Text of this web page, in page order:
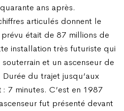
ans après.
articulés donnent le
prévu était de 87 millions de
installation très futuriste qui
et un ascenseur de
du trajet jusqu’aux
7 minutes. C’est en 1987
fut présenté devant